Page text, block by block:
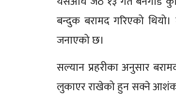
बन्दुक बरामद गरिएको
जनाएको छ।
सल्यान प्रहरीका अनुसार
लुकाएर राखेको हुन सक्ने